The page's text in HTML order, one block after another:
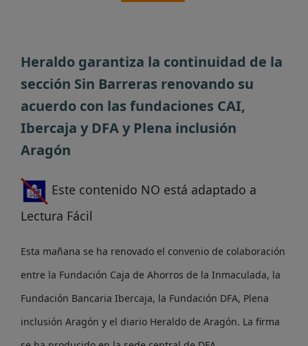
Heraldo garantiza la continuidad de la
sección Sin Barreras renovando su
acuerdo con las fundaciones CAI,
Ibercaja y DFA y Plena inclusión
Aragón
Este contenido NO está adaptado a
Lectura Fácil
Esta mañana se ha renovado el convenio de colaboración
entre la Fundación Caja de Ahorros de la Inmaculada, la
Fundación Bancaria Ibercaja, la Fundación DFA, Plena
inclusión Aragón y el diario Heraldo de Aragón. La firma